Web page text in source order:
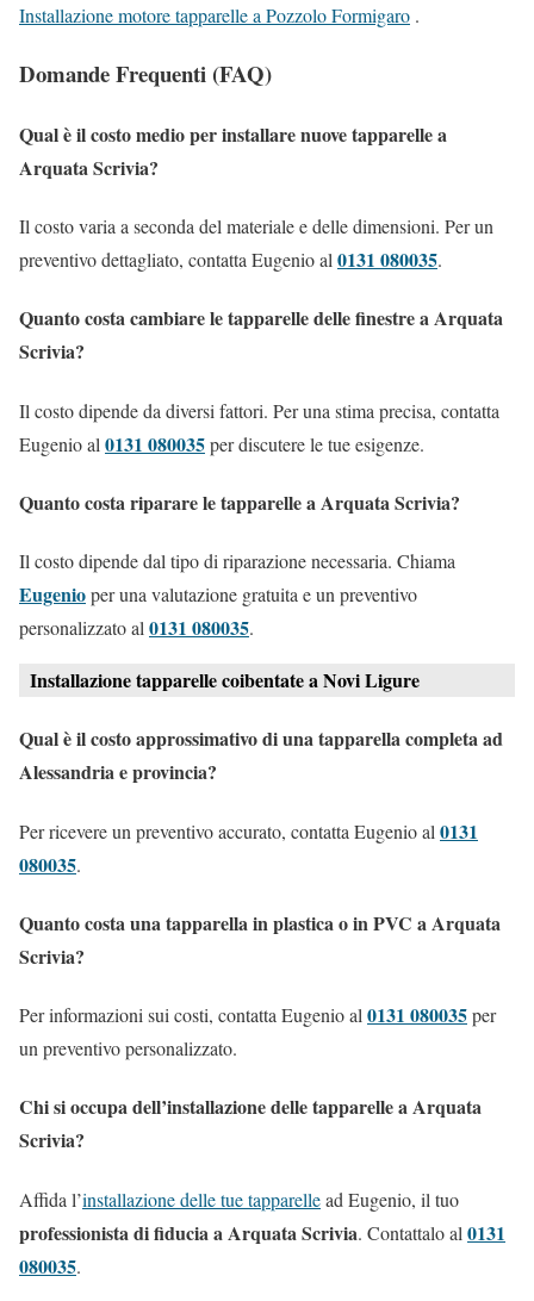
Installazione motore tapparelle a Pozzolo Formigaro .
Domande Frequenti (FAQ)
Qual è il costo medio per installare nuove tapparelle a
Arquata Scrivia?
Il costo varia a seconda del materiale e delle dimensioni. Per un
preventivo dettagliato, contatta Eugenio al 0131 080035.
Quanto costa cambiare le tapparelle delle finestre a Arquata
Scrivia?
Il costo dipende da diversi fattori. Per una stima precisa, contatta
Eugenio al 0131 080035per discutere le tue esigenze.
Quanto costa riparare le tapparelle a Arquata Scrivia?
Il costo dipende dal tipo di riparazione necessaria. Chiama
Eugenioper una valutazione gratuita e un preventivo
personalizzato al 0131 080035.
Installazione tapparelle coibentate a Novi Ligure
Qual è il costo approssimativo di una tapparella completa ad
Alessandria e provincia?
Per ricevere un preventivo accurato, contatta Eugenio al 0131
080035.
Quanto costa una tapparella in plastica o in PVC a Arquata
Scrivia?
Per informazioni sui costi, contatta Eugenio al 0131 080035per
un preventivo personalizzato.
Chi si occupa dell’installazione delle tapparelle a Arquata
Scrivia?
Affida l’installazione delle tue tapparellead Eugenio, il tuo
professionista di fiducia a Arquata Scrivia. Contattalo al 0131
080035.